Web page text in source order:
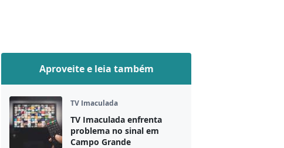
Aproveite e leia também
TV Imaculada
TV Imaculada enfrenta
problema no sinal em
Campo Grande